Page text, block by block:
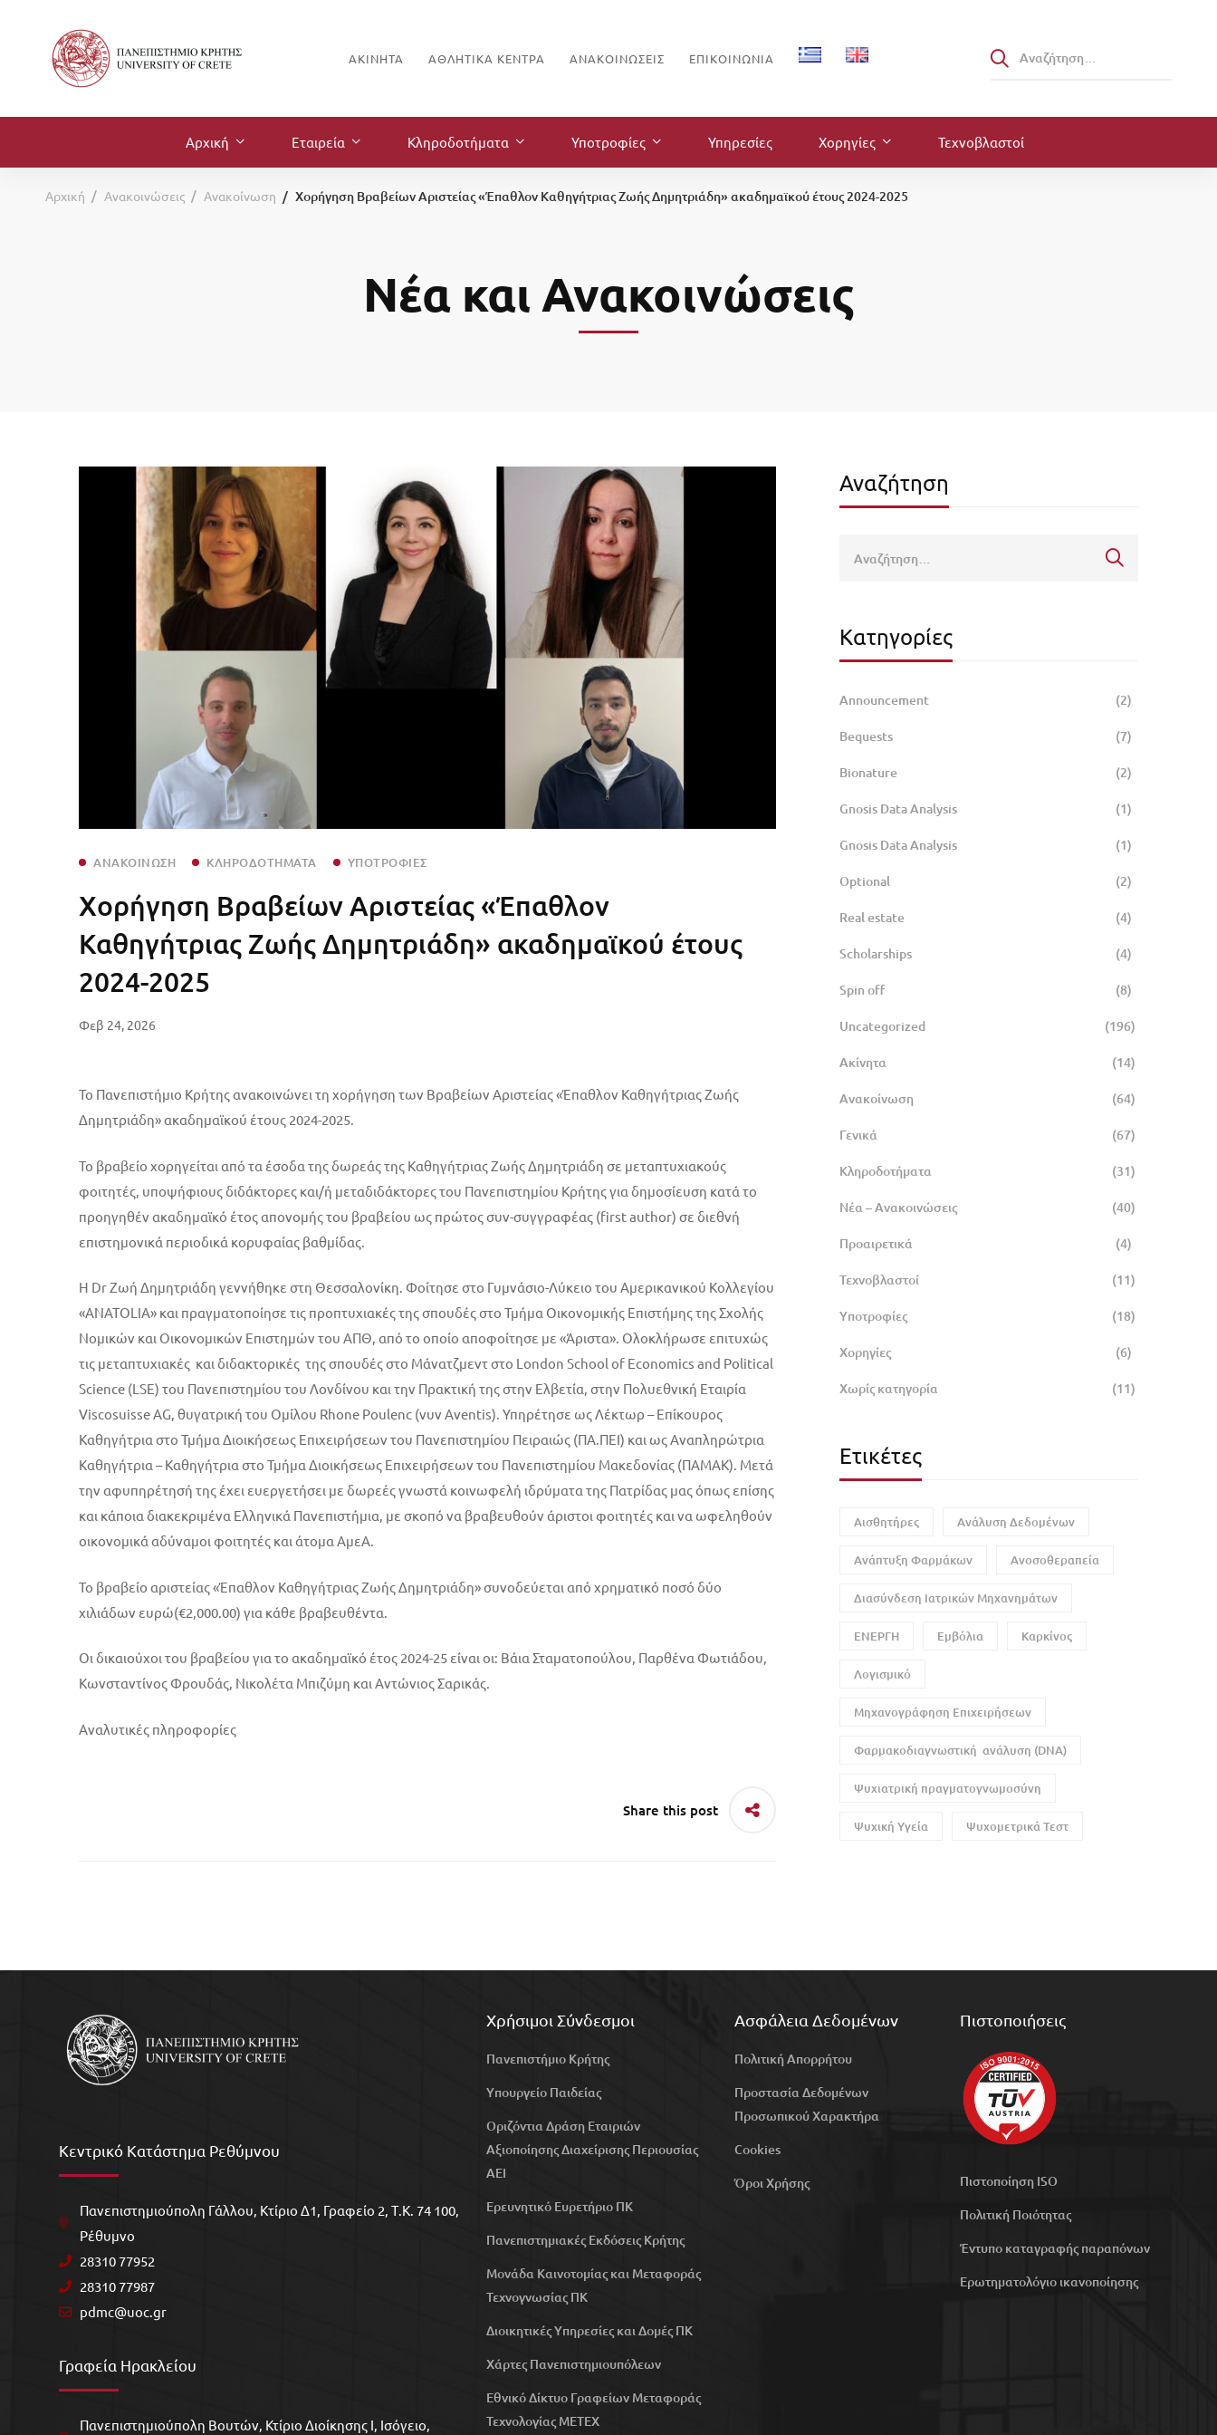
ΑΚΊΝΗΤΑ ΑΘΛΗΤΙΚΑ ΚΕΝΤΡΑ ΑΝΑΚΟΙΝΏΣΕΙΣ ΕΠΙΚΟΙΝΩΝΊΑ
Αρχική Εταιρεία Κληροδοτήματα Υποτροφίες Υπηρεσίες Χορηγίες Τεχνοβλαστοί
Αρχική Ανακοινώσεις Ανακοίνωση Χορήγηση Βραβείων Αριστείας «Έπαθλον Καθηγήτριας Ζωής Δημητριάδη» ακαδημαϊκού έτους 2024-2025
Νέα και Ανακοινώσεις
ΑΝΑΚΟΊΝΩΣΗ ΚΛΗΡΟΔΟΤΉΜΑΤΑ ΥΠΟΤΡΟΦΊΕΣ
Χορήγηση Βραβείων Αριστείας «Έπαθλον
Καθηγήτριας Ζωής Δημητριάδη» ακαδημαϊκού έτους
2024-2025
Φεβ 24, 2026
Το Πανεπιστήμιο Κρήτης ανακοινώνει τη χορήγηση των Βραβείων Αριστείας «Έπαθλον Καθηγήτριας Ζωής
Δημητριάδη» ακαδημαϊκού έτους 2024-2025.
Το βραβείο χορηγείται από τα έσοδα της δωρεάς της Καθηγήτριας Ζωής Δημητριάδη σε μεταπτυχιακούς
φοιτητές, υποψήφιους διδάκτορες και/ή μεταδιδάκτορες του Πανεπιστημίου Κρήτης για δημοσίευση κατά το
προηγηθέν ακαδημαϊκό έτος απονομής του βραβείου ως πρώτος συν-συγγραφέας (first author) σε διεθνή
επιστημονικά περιοδικά κορυφαίας βαθμίδας.
Η Dr Ζωή Δημητριάδη γεννήθηκε στη Θεσσαλονίκη. Φοίτησε στο Γυμνάσιο-Λύκειο του Αμερικανικού Κολλεγίου
«ANATOLIA» και πραγματοποίησε τις προπτυχιακές της σπουδές στο Τμήμα Οικονομικής Επιστήμης της Σχολής
Νομικών και Οικονομικών Επιστημών του ΑΠΘ, από το οποίο αποφοίτησε με «Άριστα». Ολοκλήρωσε επιτυχώς
τις μεταπτυχιακές και διδακτορικές της σπουδές στο Μάνατζμεντ στο London School of Economics and Political
Science (LSE) του Πανεπιστημίου του Λονδίνου και την Πρακτική της στην Ελβετία, στην Πολυεθνική Εταιρία
Viscosuisse AG, θυγατρική του Ομίλου Rhone Poulenc (νυν Aventis). Υπηρέτησε ως Λέκτωρ – Επίκουρος
Καθηγήτρια στο Τμήμα Διοικήσεως Επιχειρήσεων του Πανεπιστημίου Πειραιώς (ΠΑ.ΠΕΙ) και ως Αναπληρώτρια
Καθηγήτρια – Καθηγήτρια στο Τμήμα Διοικήσεως Επιχειρήσεων του Πανεπιστημίου Μακεδονίας (ΠΑΜΑΚ). Μετά
την αφυπηρέτησή της έχει ευεργετήσει με δωρεές γνωστά κοινωφελή ιδρύματα της Πατρίδας μας όπως επίσης
και κάποια διακεκριμένα Ελληνικά Πανεπιστήμια, με σκοπό να βραβευθούν άριστοι φοιτητές και να ωφεληθούν
οικονομικά αδύναμοι φοιτητές και άτομα ΑμεΑ.
Το βραβείο αριστείας «Έπαθλον Καθηγήτριας Ζωής Δημητριάδη» συνοδεύεται από χρηματικό ποσό δύο
χιλιάδων ευρώ(€2,000.00) για κάθε βραβευθέντα.
Οι δικαιούχοι του βραβείου για το ακαδημαϊκό έτος 2024-25 είναι οι: Βάια Σταματοπούλου, Παρθένα Φωτιάδου,
Κωνσταντίνος Φρουδάς, Νικολέτα Μπιζύμη και Αντώνιος Σαρικάς.
Αναλυτικές πληροφορίες
Share this post
Αναζήτηση
Κατηγορίες
Announcement (2)
Bequests (7)
Bionature (2)
Gnosis Data Analysis (1)
Gnosis Data Analysis (1)
Optional (2)
Real estate (4)
Scholarships (4)
Spin off (8)
Uncategorized (196)
Ακίνητα (14)
Ανακοίνωση (64)
Γενικά (67)
Κληροδοτήματα (31)
Νέα – Ανακοινώσεις (40)
Προαιρετικά (4)
Τεχνοβλαστοί (11)
Υποτροφίες (18)
Χορηγίες (6)
Χωρίς κατηγορία (11)
Ετικέτες
Αισθητήρες Ανάλυση Δεδομένων
Ανάπτυξη Φαρμάκων Ανοσοθεραπεία
Διασύνδεση Ιατρικών Μηχανημάτων
ΕΝΕΡΓΗ Εμβόλια Καρκίνος
Λογισμικό
Μηχανογράφηση Επιχειρήσεων
Φαρμακοδιαγνωστική ανάλυση (DNA)
Ψυχιατρική πραγματογνωμοσύνη
Ψυχική Υγεία Ψυχομετρικά Τεστ
Κεντρικό Κατάστημα Ρεθύμνου
Πανεπιστημιούπολη Γάλλου, Kτίριο Δ1, Γραφείο 2, Τ.Κ. 74 100,
Ρέθυμνο
28310 77952
28310 77987
pdmc@uoc.gr
Γραφεία Ηρακλείου
Πανεπιστημιούπολη Βουτών, Κτίριο Διοίκησης Ι, Ισόγειο,
Χρήσιμοι Σύνδεσμοι
Πανεπιστήμιο Κρήτης
Υπουργείο Παιδείας
Οριζόντια Δράση Εταιριών
Αξιοποίησης Διαχείρισης Περιουσίας
ΑΕΙ
Ερευνητικό Ευρετήριο ΠΚ
Πανεπιστημιακές Εκδόσεις Κρήτης
Μονάδα Καινοτομίας και Μεταφοράς
Τεχνογνωσίας ΠΚ
Διοικητικές Υπηρεσίες και Δομές ΠΚ
Χάρτες Πανεπιστημιουπόλεων
Εθνικό Δίκτυο Γραφείων Μεταφοράς
Τεχνολογίας ΜΕΤΕΧ
Ασφάλεια Δεδομένων
Πολιτική Απορρήτου
Προστασία Δεδομένων
Προσωπικού Χαρακτήρα
Cookies
Όροι Χρήσης
Πιστοποιήσεις
Πιστοποίηση ISO
Πολιτική Ποιότητας
Έντυπο καταγραφής παραπόνων
Ερωτηματολόγιο ικανοποίησης